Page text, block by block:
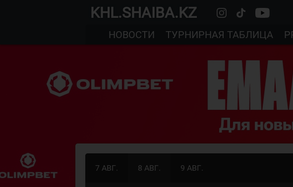
KHL.SHAIBA.KZ
НОВОСТИ
ТУРНИРНАЯ ТАБЛИЦА
7 АВГ. 8 АВГ. 9 АВГ.